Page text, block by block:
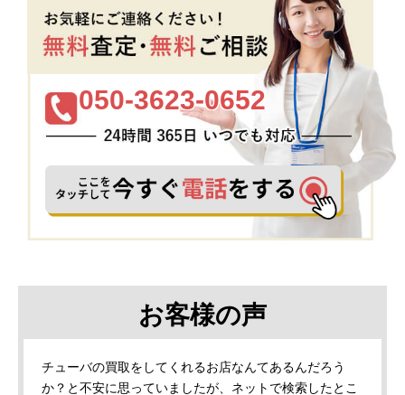
050-3623-0652
お客様の声
チューバの買取をしてくれるお店なんてあるんだろう
か？と不安に思っていましたが、ネットで検索したとこ